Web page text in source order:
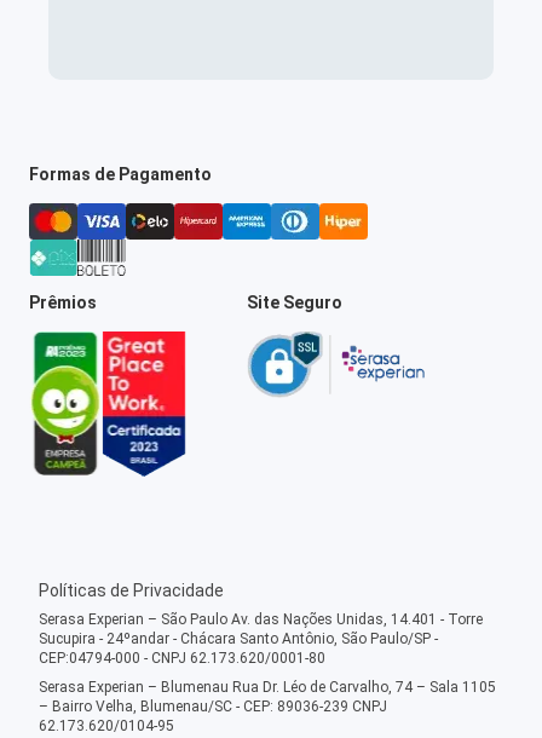
Formas de Pagamento
Prêmios Site Seguro
Políticas de Privacidade
Serasa Experian – São Paulo Av. das Nações Unidas, 14.401 - Torre
Sucupira - 24ºandar - Chácara Santo Antônio, São Paulo/SP -
CEP:04794-000 - CNPJ 62.173.620/0001-80
Serasa Experian – Blumenau Rua Dr. Léo de Carvalho, 74 – Sala 1105
– Bairro Velha, Blumenau/SC - CEP: 89036-239 CNPJ
62.173.620/0104-95